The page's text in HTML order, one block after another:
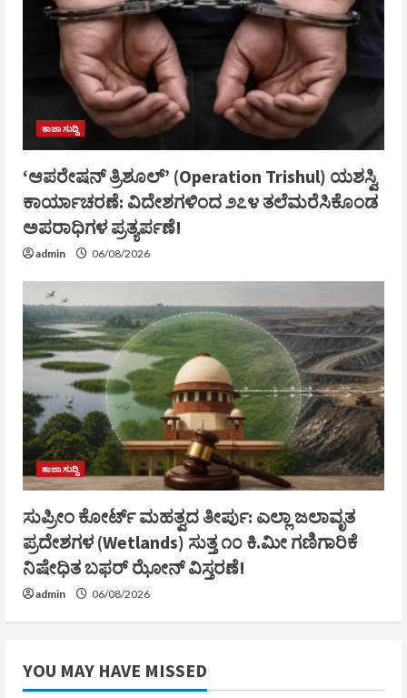
ತಾಜಾ ಸುದ್ದಿ
‘ಆಪರೇಷನ್ ತ್ರಿಶೂಲ್’ (Operation Trishul) ಯಶಸ್ವಿ
ಕಾರ್ಯಾಚರಣೆ: ವಿದೇಶಗಳಿಂದ ೨೭೪ ತಲೆಮರೆಸಿಕೊಂಡ
ಅಪರಾಧಿಗಳ ಪ್ರತ್ಯರ್ಪಣೆ!
admin 06/08/2026
ತಾಜಾ ಸುದ್ದಿ
ಸುಪ್ರೀಂ ಕೋರ್ಟ್ ಮಹತ್ವದ ತೀರ್ಪು: ಎಲ್ಲಾ ಜಲಾವೃತ
ಪ್ರದೇಶಗಳ (Wetlands) ಸುತ್ತ ೧೦ ಕಿ.ಮೀ ಗಣಿಗಾರಿಕೆ
ನಿಷೇಧಿತ ಬಫರ್ ಝೋನ್ ವಿಸ್ತರಣೆ!
admin 06/08/2026
YOU MAY HAVE MISSED